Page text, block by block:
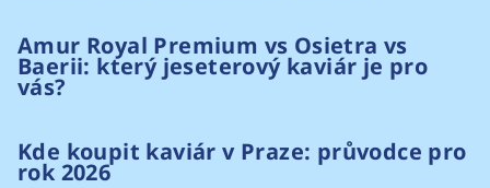
Amur Royal Premium vs Osietra vs
Baerii: který jeseterový kaviár je pro
vás?
Kde koupit kaviár v Praze: průvodce pro
rok 2026